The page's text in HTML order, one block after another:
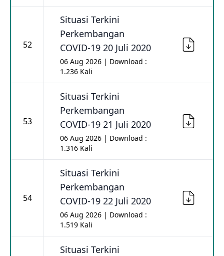
52
Situasi Terkini
Perkembangan
COVID-19 20 Juli 2020
06 Aug 2026 | Download :
1.236 Kali
53
Situasi Terkini
Perkembangan
COVID-19 21 Juli 2020
06 Aug 2026 | Download :
1.316 Kali
54
Situasi Terkini
Perkembangan
COVID-19 22 Juli 2020
06 Aug 2026 | Download :
1.519 Kali
Situasi Terkini